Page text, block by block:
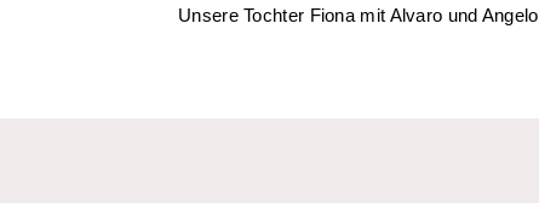
Unsere Tochter Fiona mit Alvaro und Angelo